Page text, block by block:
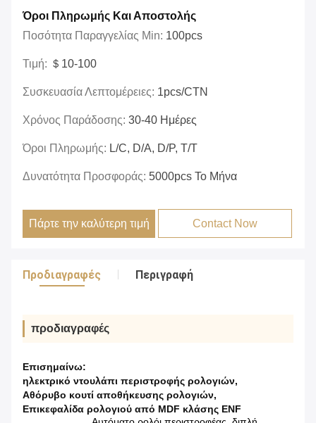
Όροι Πληρωμής Και Αποστολής
Ποσότητα Παραγγελίας Min: 100pcs
Τιμή: ＄10-100
Συσκευασία Λεπτομέρειες: 1pcs/CTN
Χρόνος Παράδοσης: 30-40 Ημέρες
Όροι Πληρωμής: L/c, D/a, D/p, T/t
Δυνατότητα Προσφοράς: 5000pcs Το Μήνα
Πάρτε την καλύτερη τιμή Contact Now
Προδιαγραφές Περιγραφή
προδιαγραφές
Επισημαίνω:
ηλεκτρικό ντουλάπι περιστροφής ρολογιών,
Αθόρυβο κουτί αποθήκευσης ρολογιών,
Επικεφαλίδα ρολογιού από MDF κλάσης ENF